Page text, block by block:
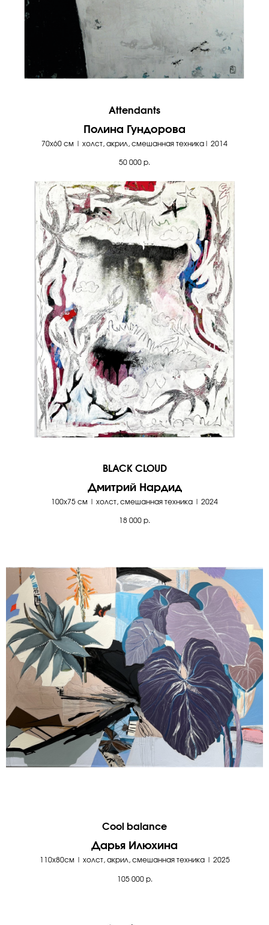
Attendants
Полина Гундорова
70х60 см | холст, акрил, смешанная техника| 2014
50 000 р.
BLACK CLOUD
Дмитрий Нардид
100х75 см | холст, смешанная техника | 2024
18 000 р.
Cool balance
Дарья Илюхина
110х80см | холст, акрил, смешанная техника | 2025
105 000 р.